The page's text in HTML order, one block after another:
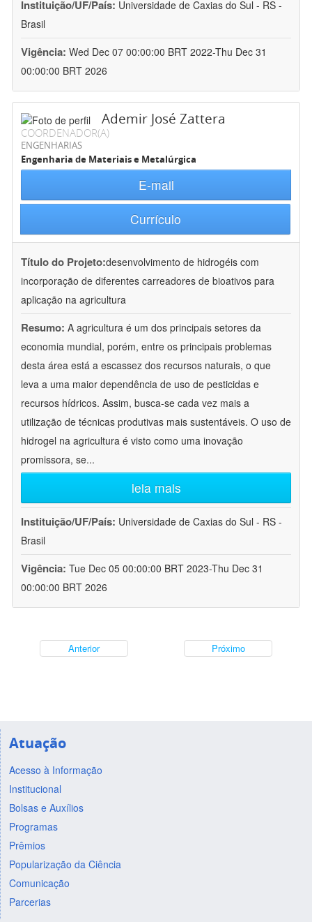
Instituição/UF/País: Universidade de Caxias do Sul - RS -
Brasil
Vigência: Wed Dec 07 00:00:00 BRT 2022-Thu Dec 31
00:00:00 BRT 2026
Ademir José Zattera
COORDENADOR(A)
ENGENHARIAS
Engenharia de Materiais e Metalúrgica
E-mail
Currículo
Título do Projeto:desenvolvimento de hidrogéis com
incorporação de diferentes carreadores de bioativos para
aplicação na agricultura
Resumo: A agricultura é um dos principais setores da
economia mundial, porém, entre os principais problemas
desta área está a escassez dos recursos naturais, o que
leva a uma maior dependência de uso de pesticidas e
recursos hídricos. Assim, busca-se cada vez mais a
utilização de técnicas produtivas mais sustentáveis. O uso de
hidrogel na agricultura é visto como uma inovação
promissora, se...
leia mais
Instituição/UF/País: Universidade de Caxias do Sul - RS -
Brasil
Vigência: Tue Dec 05 00:00:00 BRT 2023-Thu Dec 31
00:00:00 BRT 2026
Anterior Próximo
Atuação
Acesso à Informação
Institucional
Bolsas e Auxílios
Programas
Prêmios
Popularização da Ciência
Comunicação
Parcerias